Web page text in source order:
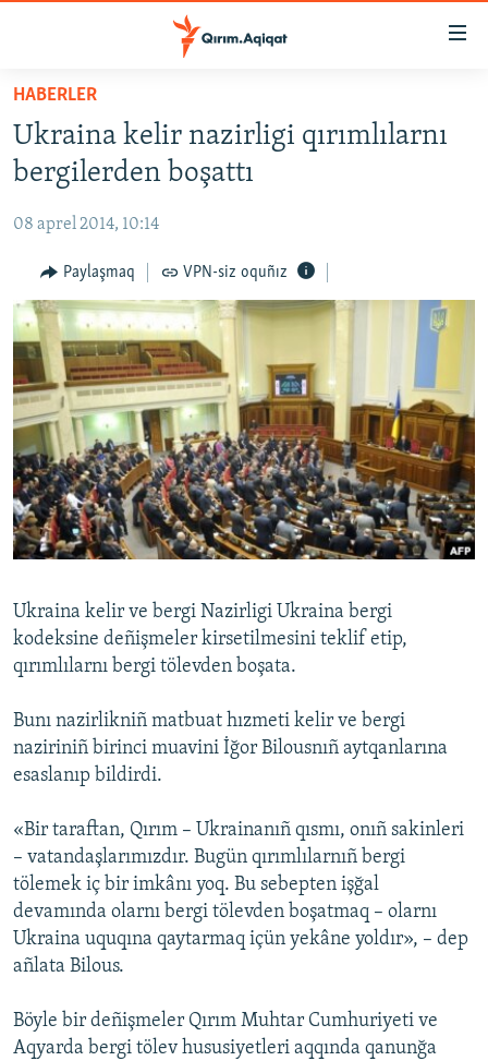
Esas
qaytmaq
Baş
navigatsiyağa
qaytmaq
qaytmaq
HABERLER
SİYASET
İQTİSADİYAT
CEMİYET
MEDENİYET
İNSAN AQLARI
VİDEO
SÜRET
BLOGLAR
FİKİR
Русский
Українською
QOŞULIÑIZ!
RFE/RS bütün saytları
HABERLER
Ukraina kelir nazirligi qırımlılarnı
bergilerden boşattı
08 aprel 2014, 10:14
Paylaşmaq VPN-siz oquñız
Ukraina kelir ve bergi Nazirligi Ukraina bergi
kodeksine deñişmeler kirsetilmesini teklif etip,
qırımlılarnı bergi tölevden boşata.
Bunı nazirlikniñ matbuat hızmeti kelir ve bergi
naziriniñ birinci muavini İğor Bilousnıñ aytqanlarına
esaslanıp bildirdi.
«Bir taraftan, Qırım – Ukrainanıñ qısmı, onıñ sakinleri
– vatandaşlarımızdır. Bugün qırımlılarnıñ bergi
tölemek iç bir imkânı yoq. Bu sebepten işğal
devamında olarnı bergi tölevden boşatmaq – olarnı
Ukraina uquqına qaytarmaq içün yekâne yoldır», – dep
añlata Bilous.
Böyle bir deñişmeler Qırım Muhtar Cumhuriyeti ve
Aqyarda bergi tölev hususiyetleri aqqında qanunğa